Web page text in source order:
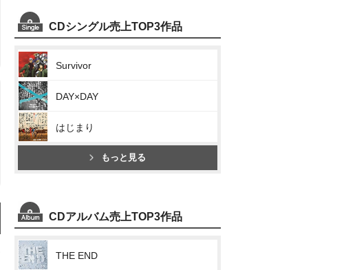
CDシングル売上TOP3作品
Survivor
DAY×DAY
はじまり
もっと見る
CDアルバム売上TOP3作品
THE END